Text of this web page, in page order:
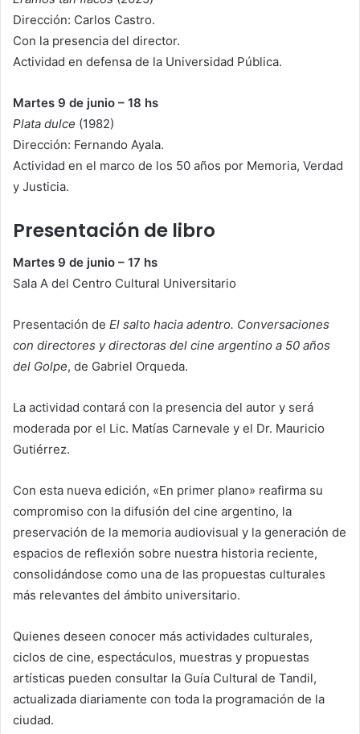
Dirección: Carlos Castro.
Con la presencia del director.
Actividad en defensa de la Universidad Pública.
Martes 9 de junio – 18 hs
Plata dulce (1982)
Dirección: Fernando Ayala.
Actividad en el marco de los 50 años por Memoria, Verdad
y Justicia.
Presentación de libro
Martes 9 de junio – 17 hs
Sala A del Centro Cultural Universitario
Presentación de El salto hacia adentro. Conversaciones
con directores y directoras del cine argentino a 50 años
del Golpe, de Gabriel Orqueda.
La actividad contará con la presencia del autor y será
moderada por el Lic. Matías Carnevale y el Dr. Mauricio
Gutiérrez.
Con esta nueva edición, «En primer plano» reafirma su
compromiso con la difusión del cine argentino, la
preservación de la memoria audiovisual y la generación de
espacios de reflexión sobre nuestra historia reciente,
consolidándose como una de las propuestas culturales
más relevantes del ámbito universitario.
Quienes deseen conocer más actividades culturales,
ciclos de cine, espectáculos, muestras y propuestas
artísticas pueden consultar la Guía Cultural de Tandil,
actualizada diariamente con toda la programación de la
ciudad.